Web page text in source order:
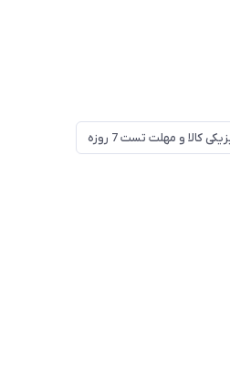
کالا و مهلت تست 7 روزه